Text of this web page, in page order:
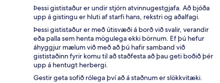
Þessi gististaður er undir stjórn atvinnugestgjafa. Að bjóða
upp á gistingu er hluti af starfi hans, rekstri og aðalfagi.
Þessi gististaður er með útisvæði á borð við svalir, verandir
eða palla sem henta mögulega ekki börnum. Ef þú hefur
áhyggjur mælum við með að þú hafir samband við
gististaðinn fyrir komu til að staðfesta að þau geti boðið þér
upp á hentugt herbergi.
Gestir geta sofið rólega því að á staðnum er slökkvitæki.